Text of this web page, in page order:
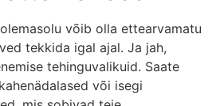
võib olla ettearvamatu
tekkida igal ajal. Ja jah,
tehinguvalikuid. Saate
või isegi